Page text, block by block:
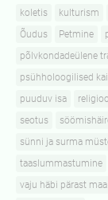
koletis
kulturism
Õudus
Petmine
põlvkondadeülene
psühholoogilised
puuduv isa
seotus
sünni ja surma
taaslummastumine
vaju häbi pärast